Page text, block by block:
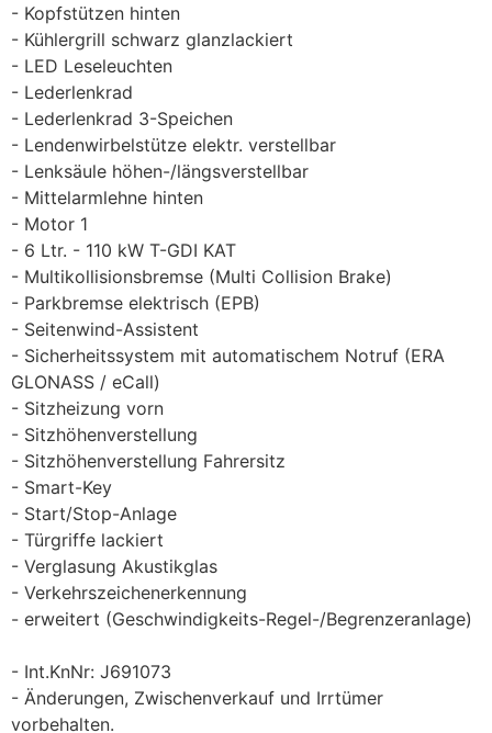
Kopfstützen hinten
Kühlergrill schwarz glanzlackiert
LED Leseleuchten
Lederlenkrad
Lederlenkrad 3-Speichen
Lendenwirbelstütze elektr. verstellbar
Lenksäule höhen-/längsverstellbar
Mittelarmlehne hinten
Motor 1
6 Ltr. - 110 kW T-GDI KAT
Multikollisionsbremse (Multi Collision Brake)
Parkbremse elektrisch (EPB)
Seitenwind-Assistent
Sicherheitssystem mit automatischem Notruf (ERA
GLONASS / eCall)
Sitzheizung vorn
Sitzhöhenverstellung
Sitzhöhenverstellung Fahrersitz
Smart-Key
Start/Stop-Anlage
Türgriffe lackiert
Verglasung Akustikglas
Verkehrszeichenerkennung
erweitert (Geschwindigkeits-Regel-/Begrenzeranlage)
Int.KnNr: J691073
Änderungen, Zwischenverkauf und Irrtümer
vorbehalten.